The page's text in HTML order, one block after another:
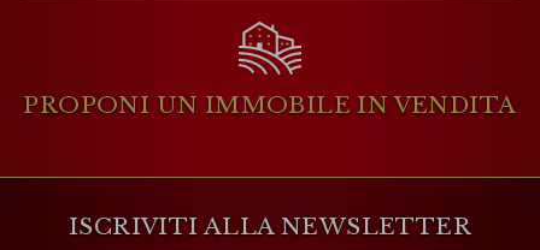
PROPONI UN IMMOBILE IN VENDITA
ISCRIVITI ALLA NEWSLETTER